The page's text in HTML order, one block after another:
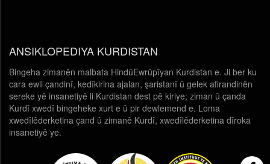
ANSIKLOPEDIYA KURDISTAN
Bingeha zimanên malbata HindûEwrûpîyan Kurdistan e. Ji ber ku
cara ewil çandinî, kedîkirina ajalan, şaristanî û gelek afirandinên
sereke yê insanetiyê li Kurdistan dest pê kiriye; ziman û çanda
Kurdî xwedî bingeheke xurt e û pir dewlemend e. Loma
xwedîlêderketina çand û zimanê Kurdî, xwedîlêderketina dîroka
insanetiyê ye.